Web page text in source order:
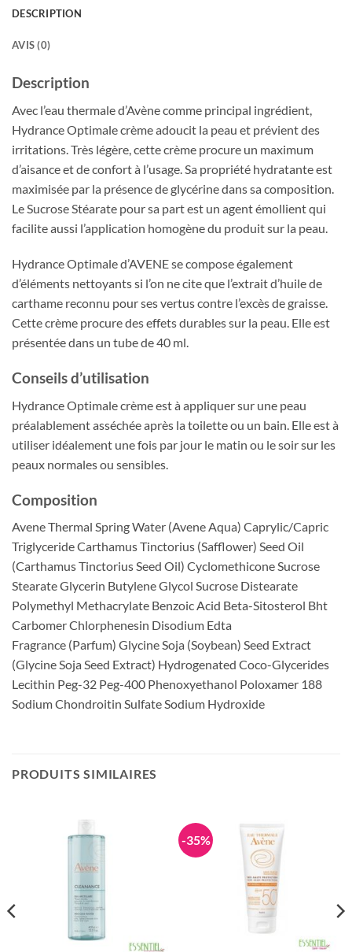
DESCRIPTION
AVIS (0)
Description
Avec l’eau thermale d’Avène comme principal ingrédient,
Hydrance Optimale crème adoucit la peau et prévient des
irritations. Très légère, cette crème procure un maximum
d’aisance et de confort à l’usage. Sa propriété hydratante est
maximisée par la présence de glycérine dans sa composition.
Le Sucrose Stéarate pour sa part est un agent émollient qui
facilite aussi l’application homogène du produit sur la peau.
Hydrance Optimale d’AVENE se compose également
d’éléments nettoyants si l’on ne cite que l’extrait d’huile de
carthame reconnu pour ses vertus contre l’excès de graisse.
Cette crème procure des effets durables sur la peau. Elle est
présentée dans un tube de 40 ml.
Conseils d’utilisation
Hydrance Optimale crème est à appliquer sur une peau
préalablement asséchée après la toilette ou un bain. Elle est à
utiliser idéalement une fois par jour le matin ou le soir sur les
peaux normales ou sensibles.
Composition
Avene Thermal Spring Water (Avene Aqua) Caprylic/Capric
Triglyceride Carthamus Tinctorius (Safflower) Seed Oil
(Carthamus Tinctorius Seed Oil) Cyclomethicone Sucrose
Stearate Glycerin Butylene Glycol Sucrose Distearate
Polymethyl Methacrylate Benzoic Acid Beta-Sitosterol Bht
Carbomer Chlorphenesin Disodium Edta
Fragrance (Parfum) Glycine Soja (Soybean) Seed Extract
(Glycine Soja Seed Extract) Hydrogenated Coco-Glycerides
Lecithin Peg-32 Peg-400 Phenoxyethanol Poloxamer 188
Sodium Chondroitin Sulfate Sodium Hydroxide
PRODUITS SIMILAIRES
-35%